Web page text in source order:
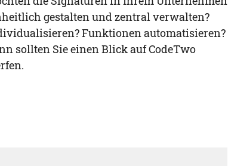
gestalten und zentral verwalten?
Funktionen automatisieren?
sollten Sie einen Blick auf CodeTwo